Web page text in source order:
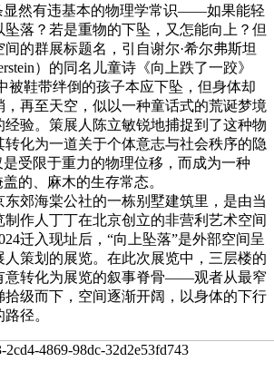
显然有违基本的物理学常识——如果能轻
落？若是重物的下坠，又怎能向上？但
的群展标题名，引自谢尔·希尔弗斯坦
）的同名儿童诗《向上跌了一跤》
被鞋带绊倒的孩子本应下坠，但身体却
，再至天空，似以一种童话式的荒诞梦境
验。策展人陈立敏锐地捕捉到了这种物
化为一道关于个体意志与社会秩序的隐
是受限于重力的物理位移，而成为一种
的、麻木的生存常态。
郊海棠公社的一栋别墅建筑里，是由当
作人丁丁在北京创立的非营利艺术空间
迁入现址后，“向上坠落”是外部空间呈
策划的展览。在此次展览中，三层楼的
意转化为展览的叙事脊骨——观者从最窄
拾级而下，空间逐渐开阔，以身体的下行
径。